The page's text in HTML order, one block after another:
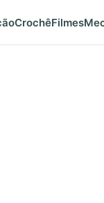
CrochêFilmes